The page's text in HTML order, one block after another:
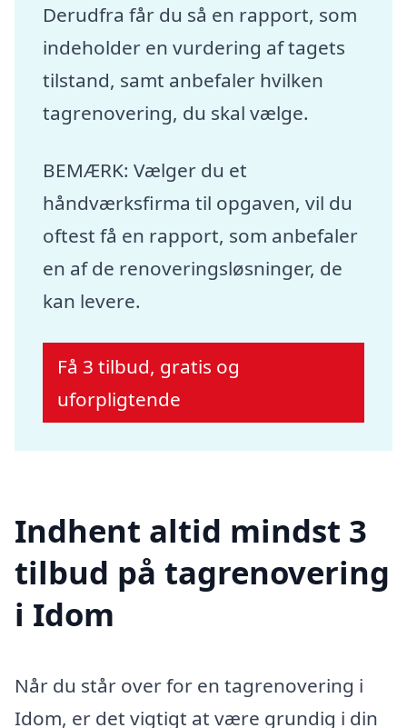
Derudfra får du så en rapport, som
indeholder en vurdering af tagets
tilstand, samt anbefaler hvilken
tagrenovering, du skal vælge.
BEMÆRK: Vælger du et
håndværksfirma til opgaven, vil du
oftest få en rapport, som anbefaler
en af de renoveringsløsninger, de
kan levere.
Få 3 tilbud, gratis og
uforpligtende
Indhent altid mindst 3
tilbud på tagrenovering
i Idom
Når du står over for en tagrenovering i
Idom, er det vigtigt at være grundig i din